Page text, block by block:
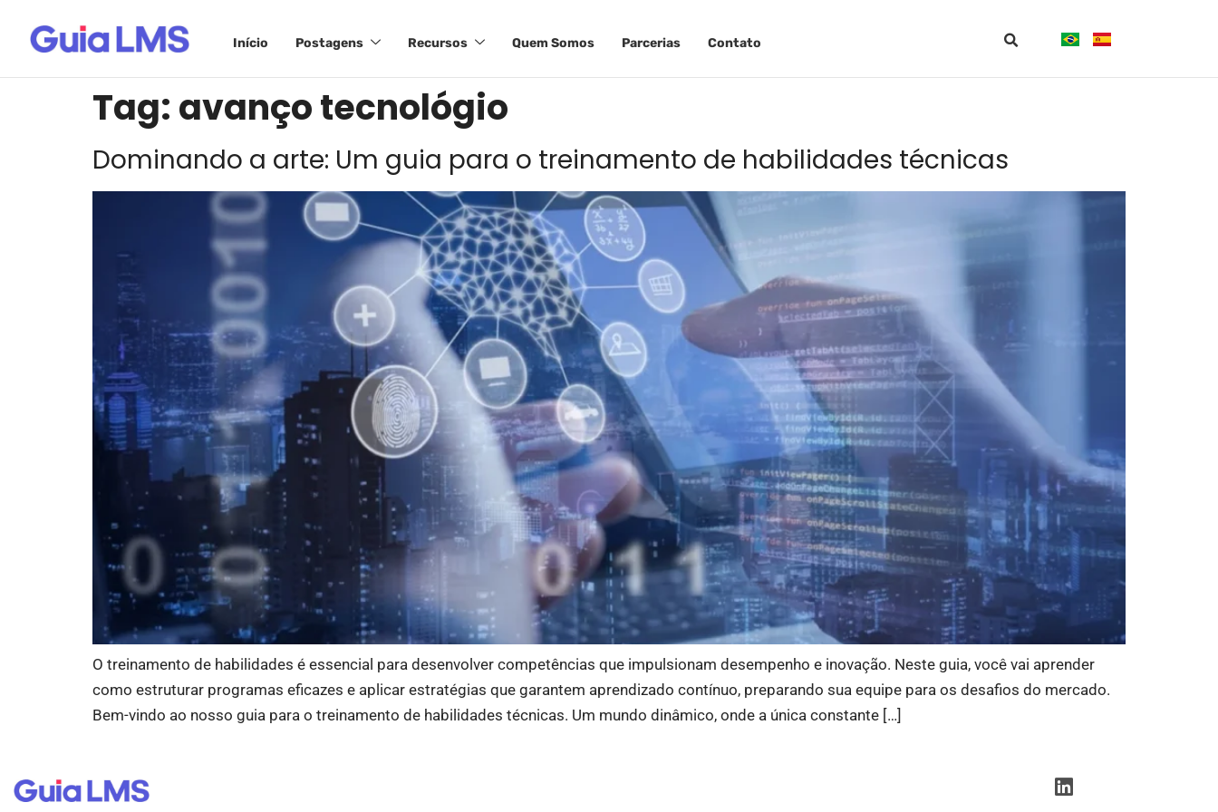
Início Postagens Recursos Quem Somos Parcerias Contato
Tag: avanço tecnológio
Dominando a arte: Um guia para o treinamento de habilidades técnicas
O treinamento de habilidades é essencial para desenvolver competências que impulsionam desempenho e inovação. Neste guia, você vai aprender
como estruturar programas eficazes e aplicar estratégias que garantem aprendizado contínuo, preparando sua equipe para os desafios do mercado.
Bem-vindo ao nosso guia para o treinamento de habilidades técnicas. Um mundo dinâmico, onde a única constante […]